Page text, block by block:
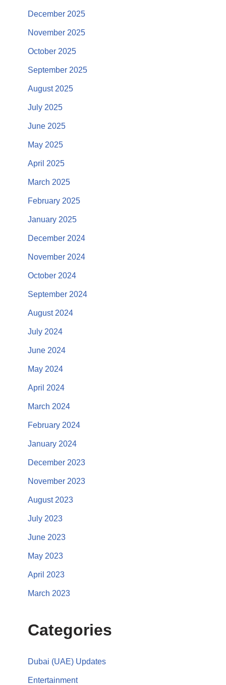
December 2025
November 2025
October 2025
September 2025
August 2025
July 2025
June 2025
May 2025
April 2025
March 2025
February 2025
January 2025
December 2024
November 2024
October 2024
September 2024
August 2024
July 2024
June 2024
May 2024
April 2024
March 2024
February 2024
January 2024
December 2023
November 2023
August 2023
July 2023
June 2023
May 2023
April 2023
March 2023
Categories
Dubai (UAE) Updates
Entertainment